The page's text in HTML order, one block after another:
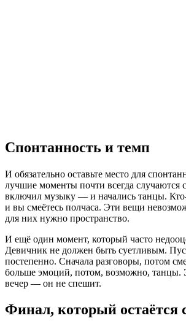
Спонтанность и темп
И обязательно оставьте место для
лучшие моменты почти всегда случаются
включил музыку — и начались танцы.
и вы смеётесь полчаса. Эти вещи
для них нужно пространство.
И ещё один момент, который часто
Девичник не должен быть суетливым.
постепенно. Сначала разговоры, потом
больше эмоций, потом, возможно, танцы.
вечер — он не спешит.
Финал, который остаётся